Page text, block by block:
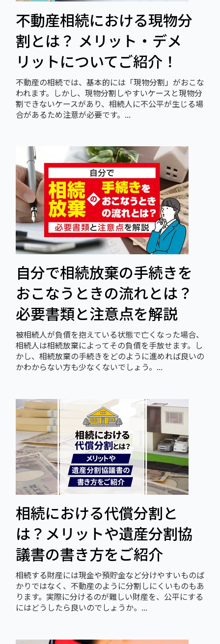
不動産相続における現物分
割とは？ メリット・デメ
リットについてご紹介！
不動産の相続では、基本的には「現物分割」がおこな
われます。しかし、現物分割しやすいケースと現物分
割できないケースがあり、相続人に不公平が生じる場
合があるため注意が必要です。...
自分で相続放棄の手続きを
おこなうときの流れとは？
必要書類と注意点を解説
被相続人が負債を抱えている状態で亡くなった場合、
相続人は相続放棄によってその負債を手放せます。し
かし、相続放棄の手続きをどのように進めれば良いの
かわからない方も少なくないでしょう。...
相続における代償分割と
は？メリットや遺産分割協
議書の書き方をご紹介
相続する財産には現金や預貯金など分けやすいものば
かりではなく、不動産のように分割しにくいものもあ
ります。実際に分けるのが難しい財産を、公平にする
にはどうしたら良いのでしょうか。...